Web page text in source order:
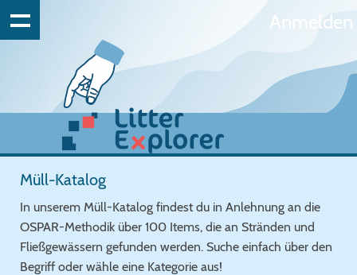
Anmelden
Müll-Katalog
In unserem Müll-Katalog findest du in Anlehnung an die
OSPAR-Methodik über 100 Items, die an Stränden und
Fließgewässern gefunden werden. Suche einfach über den
Begriff oder wähle eine Kategorie aus!